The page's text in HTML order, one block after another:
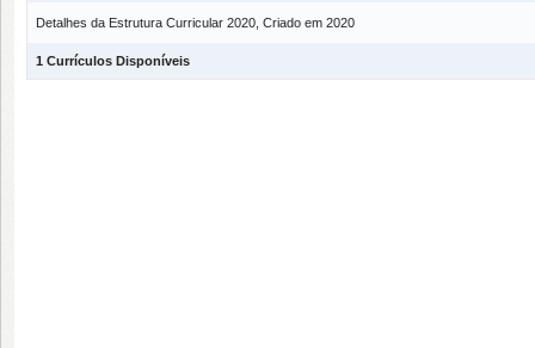
Detalhes da Estrutura Curricular 2020, Criado em 2020
1 Currículos Disponíveis